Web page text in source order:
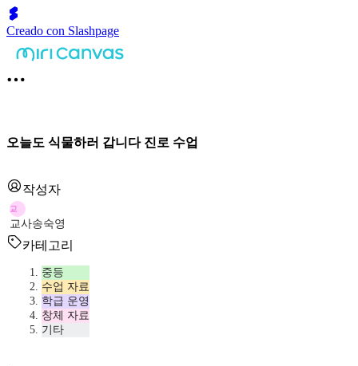
Creado con Slashpage
오늘도 식물하러 갑니다 진로 수업
작성자
교
교사송숙영
카테고리
중등
수업 자료
학급 운영
창체 자료
기타